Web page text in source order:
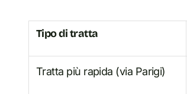
Tipo di tratta
Tratta più rapida (via Parigi)